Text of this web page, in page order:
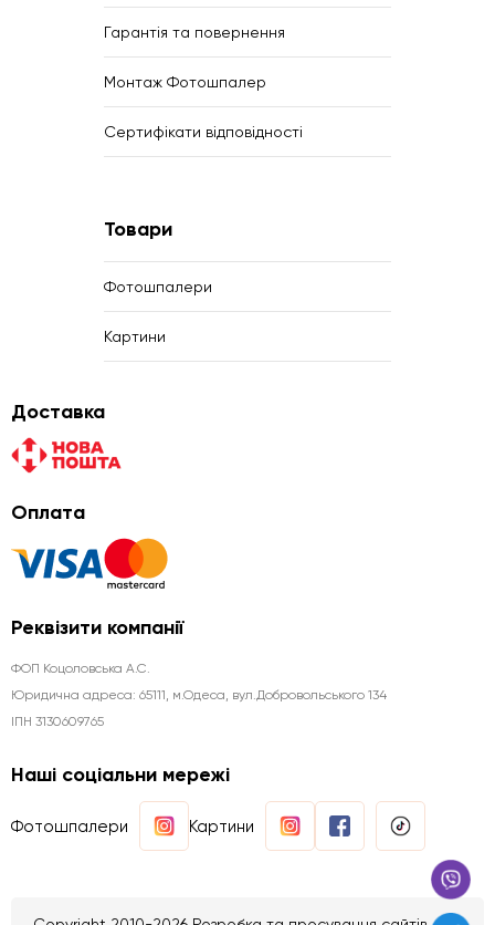
Гарантія та повернення
Монтаж Фотошпалер
Сертифікати відповідності
Товари
Фотошпалери
Картини
Доставка
Оплата
Реквізити компанії
ФОП Коцоловська А.С.
Юридична aдреса: 65111, м.Одеса, вул.Добровольського 134
ІПН 3130609765
Наші соціальни мережі
Фотошпалери Картини